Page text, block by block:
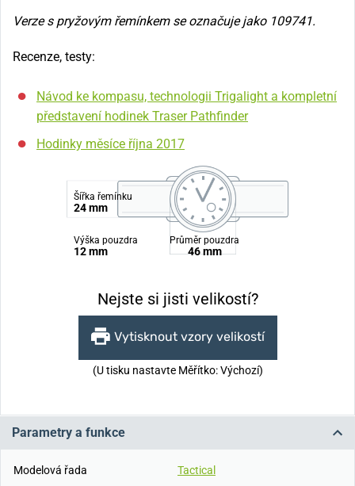
Verze s pryžovým řemínkem se označuje jako 109741.
Recenze, testy:
Návod ke kompasu, technologii Trigalight a kompletní
představení hodinek Traser Pathfinder
Hodinky měsíce října 2017
Šířka řemínku
24 mm
Výška pouzdra
12 mm
Průměr pouzdra
46 mm
Nejste si jisti velikostí?
Vytisknout vzory velikostí
(U tisku nastavte Měřítko: Výchozí)
Parametry a funkce
Modelová řada
Tactical